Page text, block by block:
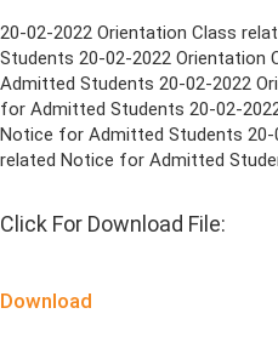
20-02-2022 Orientation Class
Students 20-02-2022 Orientation
Admitted Students 20-02-2022
for Admitted Students 20-02-
Notice for Admitted Students 20-
related Notice for Admitted
Click For Download File:
Download